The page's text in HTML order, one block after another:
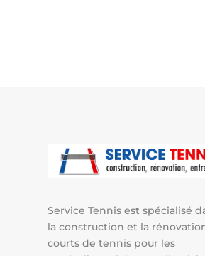
Service Tennis est spécialisé
la construction et la
courts de tennis pour les